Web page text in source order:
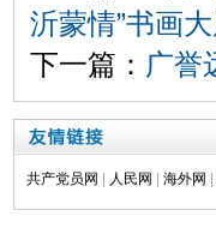
沂蒙情”书画
下一篇： 广誉
共产党员网 人民网 海外网